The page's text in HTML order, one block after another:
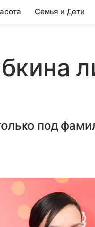
Семья и Дети
под